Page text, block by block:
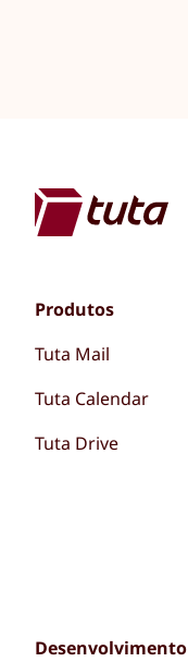
Produtos
Tuta Mail
Tuta Calendar
Tuta Drive
Desenvolvimento